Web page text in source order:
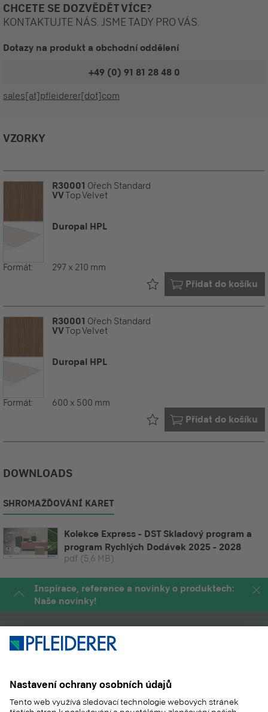
CHCETE SE DOZVĚDĚT VÍCE?
KONTAKTUJTE NÁS. JSME TADY PRO VÁS.
Dotazy na produkt a obchodní oddělení
+49 (0) 91 81 28 48 0
sales[at]pfleiderer[dot]com
VZORKY
R30001 Ořech Standard
VVTop Velvet
Duropal HPL
Formát: 297 x 210 mm
Přidat do košíku
Již ve vašem
R30001 Ořech Standard
VVTop Velvet
Duropal HPL
Formát: 600 x 500 mm
Přidat do košíku
Již ve vašem
DOWNLOADS
SHROMAŽĎOVÁNÍ KARET
Kolekce Express - DST Skladový program a
program Rychlých Dodávek 2025 - 2028
pdf (5,6 MB)
Inspirace, reference a novinky o produktech:
Naše novinky!
PRODUKTY
APLIKACE
MAGAZÍN
SLUŽBY